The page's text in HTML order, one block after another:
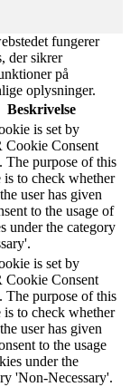
fungerer
der sikrer
på
oplysninger.
Beskrivelse
is set by
Cookie Consent
The purpose of this
is to check whether
user has given
to the usage of
under the category
is set by
Cookie Consent
The purpose of this
is to check whether
user has given
to the usage
under the
'Non-Necessary'.